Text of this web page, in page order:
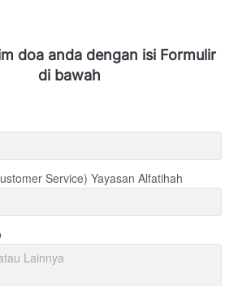
doa anda dengan isi Formulir
di bawah
Service) Yayasan Alfatihah